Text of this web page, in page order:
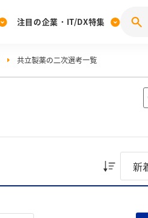
[27卒] 本選考体験記投稿キャンペー
注目の企業・IT/DX特集
共立製薬の二次選考一覧